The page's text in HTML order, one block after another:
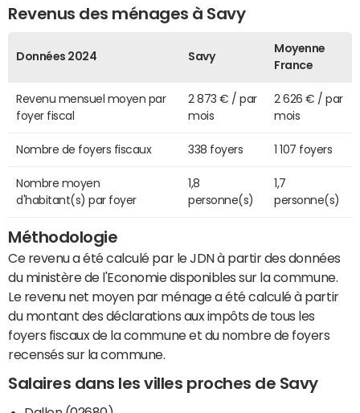
Revenus des ménages à Savy
Données 2024 Savy
Moyenne
France
Revenu mensuel moyen par
foyer fiscal
2 873 € / par
mois
2 626 € / par
mois
Nombre de foyers fiscaux 338 foyers 1 107 foyers
Nombre moyen
d'habitant(s) par foyer
1,8
personne(s)
1,7
personne(s)
Méthodologie
Ce revenu a été calculé par le JDN à partir des données
du ministère de l'Economie disponibles sur la commune.
Le revenu net moyen par ménage a été calculé à partir
du montant des déclarations aux impôts de tous les
foyers fiscaux de la commune et du nombre de foyers
recensés sur la commune.
Salaires dans les villes proches de Savy